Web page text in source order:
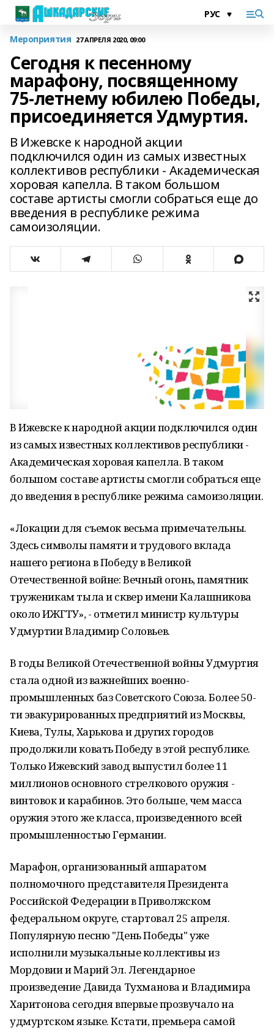
Мероприятия 27 АПРЕЛЯ 2020, 09:00
Сегодня к песенному
марафону, посвященному
75-летнему юбилею Победы,
присоединяется Удмуртия.
В Ижевске к народной акции
подключился один из самых известных
коллективов республики - Академическая
хоровая капелла. В таком большом
составе артисты смогли собраться еще до
введения в республике режима
самоизоляции.
В Ижевске к народной акции подключился один
из самых известных коллективов республики -
Академическая хоровая капелла. В таком
большом составе артисты смогли собраться еще
до введения в республике режима самоизоляции.
«Локации для съемок весьма примечательны.
Здесь символы памяти и трудового вклада
нашего региона в Победу в Великой
Отечественной войне: Вечный огонь, памятник
труженикам тыла и сквер имени Калашникова
около ИЖГТУ», - отметил министр культуры
Удмуртии Владимир Соловьев.
В годы Великой Отечественной войны Удмуртия
стала одной из важнейших военно-
промышленных баз Советского Союза. Более 50-
ти эвакурированных предприятий из Москвы,
Киева, Тулы, Харькова и других городов
продолжили ковать Победу в этой республике.
Только Ижевский завод выпустил более 11
миллионов основного стрелкового оружия -
винтовок и карабинов. Это больше, чем масса
оружия этого же класса, произведенного всей
промышленностью Германии.
Марафон, организованный аппаратом
полномочного представителя Президента
Российской Федерации в Приволжском
федеральном округе, стартовал 25 апреля.
Популярную песню "День Победы" уже
исполнили музыкальные коллективы из
Мордовии и Марий Эл. Легендарное
произведение Давида Тухманова и Владимира
Харитонова сегодня впервые прозвучало на
удмуртском языке. Кстати, премьера самой